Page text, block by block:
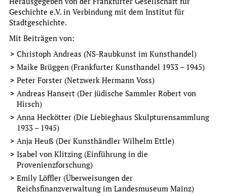
Geschichte e.V. in Verbindung mit dem Institut für
Stadtgeschichte.
Mit Beiträgen von:
Christoph Andreas (NS-Raubkunst im Kunsthandel)
Maike Brüggen (Frankfurter Kunsthandel 1933 – 1945)
Peter Forster (Netzwerk Hermann Voss)
Andreas Hansert (Der jüdische Sammler Robert von
Hirsch)
Anna Heckötter (Die Liebieghaus Skulpturensammlung
1933 – 1945)
Anja Heuß (Der Kunsthändler Wilhelm Ettle)
Isabel von Klitzing (Einführung in die
Provenienzforschung)
Emily Löffler (Überweisungen der
Reichsfinanzverwaltung im Landesmuseum Mainz)
Evelyn Brockhoff